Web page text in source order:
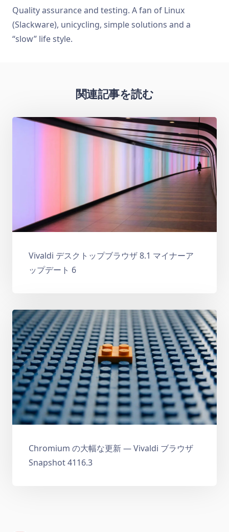
Quality assurance and testing. A fan of Linux
(Slackware), unicycling, simple solutions and a
“slow” life style.
関連記事を読む
Vivaldi デスクトップブラウザ 8.1 マイナーア
ップデート 6
Chromium の大幅な更新 — Vivaldi ブラウザ
Snapshot 4116.3